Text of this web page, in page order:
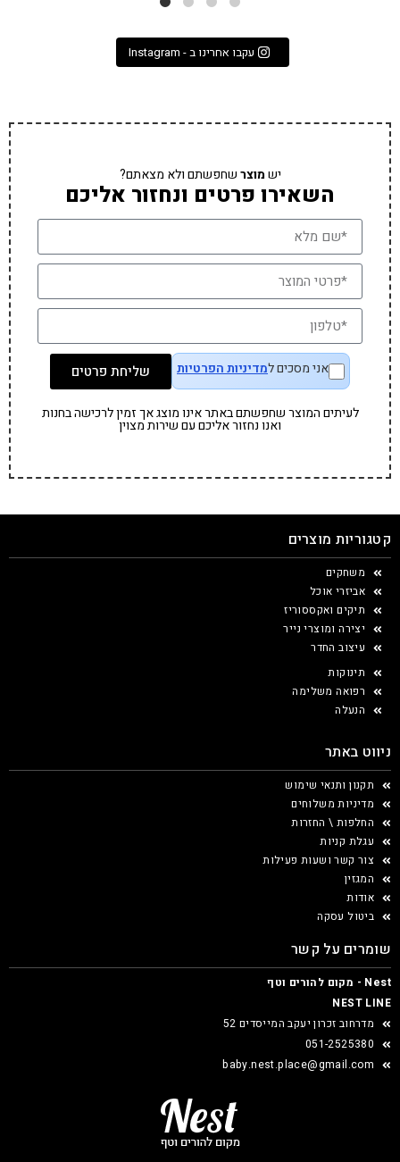
עקבו אחרינו ב - Instagram
ישמוצרשחפשתם ולא מצאתם?
השאירו פרטים ונחזור אליכם
אני מסכים למדיניות הפרטיות שליחת פרטים
לעיתים המוצר שחפשתם באתר אינו מוצג אך זמין לרכישה בחנות
ואנו נחזור אליכם עם שירות מצוין
קטגוריות מוצרים
משחקים
אביזרי אוכל
תיקים ואקססוריז
יצירה ומוצרי נייר
עיצוב החדר
תינוקות
רפואה משלימה
הנעלה
ניווט באתר
תקנון ותנאי שימוש
מדיניות משלוחים
החלפות \ החזרות
עגלת קניות
צור קשר ושעות פעילות
המגזין
אודות
ביטול עסקה
שומרים על קשר
Nest - מקום להורים וטף
NEST LINE
מדרחוב זכרון יעקב המייסדים 52
051-2525380
baby.nest.place@gmail.com